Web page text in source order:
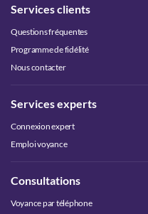
Services clients
Questions fréquentes
Programme de fidélité
Nous contacter
Services experts
Connexion expert
Emploi voyance
Consultations
Voyance par téléphone